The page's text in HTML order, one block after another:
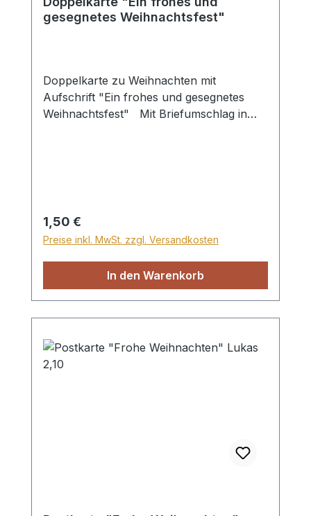
gesegnetes Weihnachtsfest"
Doppelkarte zu Weihnachten mit
Aufschrift "Ein frohes und gesegnetes
Weihnachtsfest" Mit Briefumschlag in
Regulärer Preis:
1,50 €
Preise inkl. MwSt. zzgl. Versandkosten
In den Warenkorb